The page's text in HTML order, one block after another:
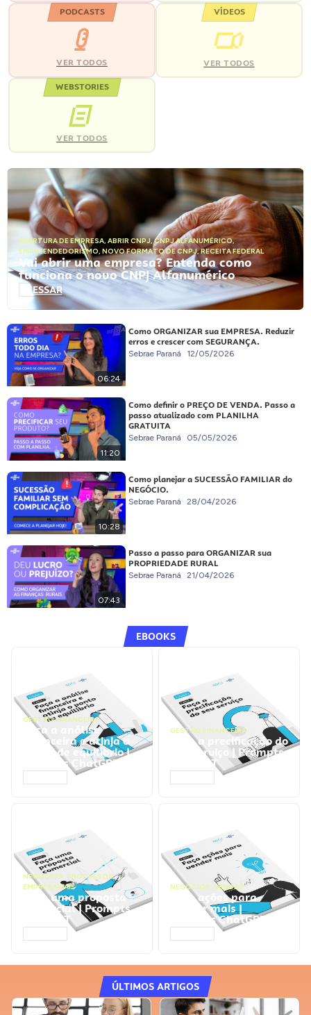
PODCASTS
VER TODOS
VÍDEOS
VER TODOS
WEBSTORIES
VER TODOS
ABERTURA DE EMPRESA, ABRIR CNPJ,CNPJ ALFANUMÉRICO,
EMPREENDEDORISMO, NOVO FORMATO DE CNPJ,RECEITA FEDERAL
Vai abrir uma empresa? Entenda como
funciona o novo CNPJ Alfanumérico
ACESSAR
06:24
Como ORGANIZAR sua EMPRESA. Reduzir
erros e crescer com SEGURANÇA.
Sebrae Paraná 12/05/2026
11:20
Como definir o PREÇO DE VENDA. Passo a
passo atualizado com PLANILHA
GRATUITA
Sebrae Paraná 05/05/2026
10:28
Como planejar a SUCESSÃO FAMILIAR do
NEGÓCIO.
Sebrae Paraná 28/04/2026
07:43
Passo a passo para ORGANIZAR sua
PROPRIEDADE RURAL
Sebrae Paraná 21/04/2026
EBOOKS
GESTÃO FINANCEIRA
Faça a análise
financeira e atinja o
ponto de equilíbrio |
Prompts ChatGPT
GESTÃO FINANCEIRA
Faça a precificação do
seu serviço | Prompts
ChatGPT
NEGÓCIOS, PROCESSOS
EMPRESARIAIS
Faça uma proposta
comercial | Prompts
ChatGPT
NEGÓCIOS, VENDAS
Faça ações para
vender mais |
Prompts ChatGPT
ÚLTIMOS ARTIGOS